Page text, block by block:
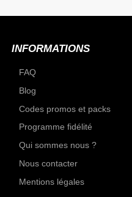
INFORMATIONS
FAQ
Blog
Codes promos et packs
Programme fidélité
Qui sommes nous ?
Nous contacter
Mentions légales